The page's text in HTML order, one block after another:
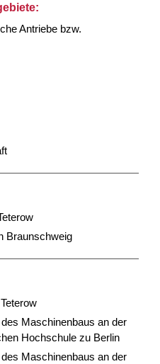
Antriebe bzw.
Braunschweig
Maschinenbaus an der
Hochschule zu Berlin
Maschinenbaus an der